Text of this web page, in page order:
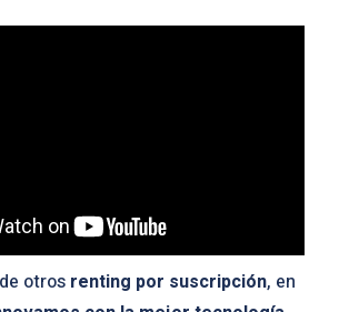
otros renting por suscripción, en